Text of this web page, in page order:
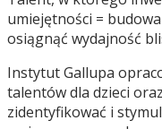
umiejętności =
osiągnąć wydajność
Instytut Gallupa
talentów dla dzieci
zidentyfikować i